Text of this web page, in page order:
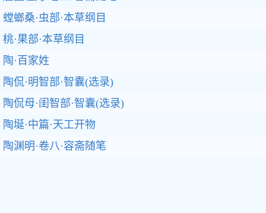
螳螂桑·虫部·本草纲目
桃·果部·本草纲目
陶·百家姓
陶侃·明智部·智囊(选录)
陶侃母·闺智部·智囊(选录)
陶埏·中篇·天工开物
陶渊明·卷八·容斋随笔